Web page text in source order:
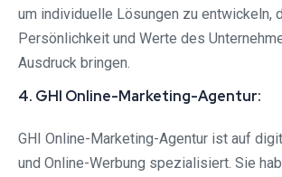
um individuelle Lösungen zu entwickeln,
Persönlichkeit und Werte des
Ausdruck bringen.
4. GHI Online-Marketing-Agentur:
GHI Online-Marketing-Agentur ist auf
und Online-Werbung spezialisiert. Sie